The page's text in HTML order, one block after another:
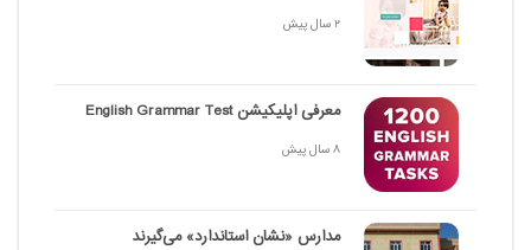
2 سال پیش
معرفی اپلیکیشن English Grammar Test
8 سال پیش
مدارس «نشان استاندارد» می‌گیرند